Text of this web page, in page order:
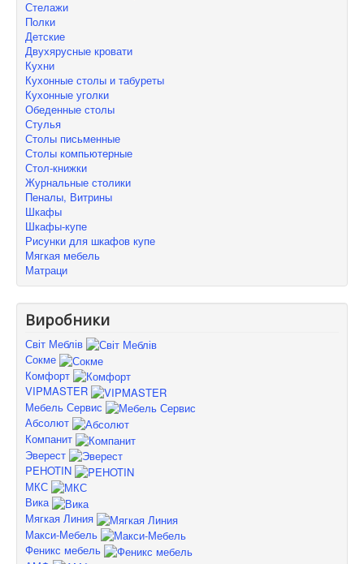
Стелажи
Полки
Детские
Двухярусные кровати
Кухни
Кухонные столы и табуреты
Кухонные уголки
Обеденные столы
Стулья
Столы письменные
Столы компьютерные
Стол-книжки
Журнальные столики
Пеналы, Витрины
Шкафы
Шкафы-купе
Рисунки для шкафов купе
Мягкая мебель
Матраци
Виробники
Світ Меблів
Сокме
Комфорт
VIPMASTER
Мебель Сервис
Абсолют
Компанит
Эверест
PEHOTIN
МКС
Вика
Мягкая Линия
Макси-Мебель
Феникс мебель